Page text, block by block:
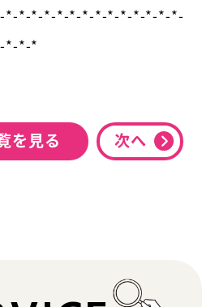
*-*-*-*-*-*-*-*-*-*-*-*-*-
*-*-*
を見る 次へ